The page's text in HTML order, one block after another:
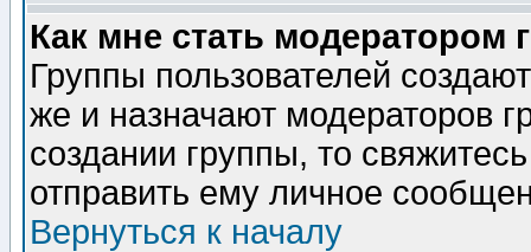
Как мне стать модератором
Группы пользователей
же и назначают модераторов
создании группы, то
отправить ему личное
Вернуться к началу